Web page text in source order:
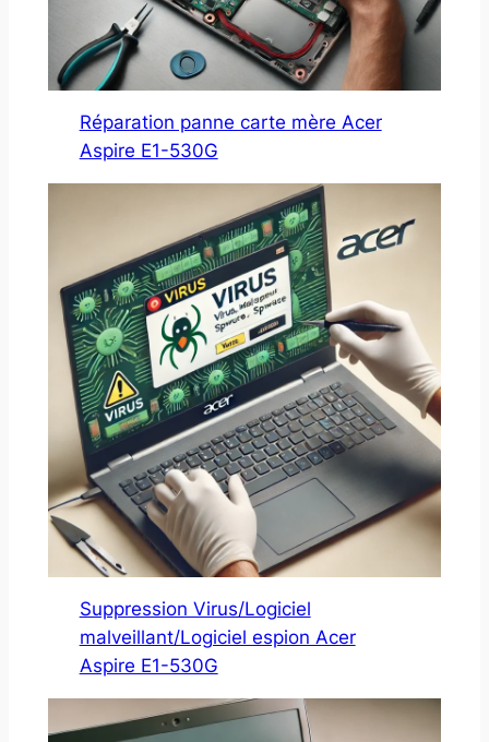
Réparation panne carte mère Acer
Aspire E1-530G
Suppression Virus/Logiciel
malveillant/Logiciel espion Acer
Aspire E1-530G